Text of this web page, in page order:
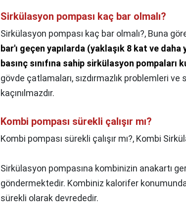
Sirkülasyon pompası kaç bar olmalı?
Sirkülasyon pompası kaç bar olmalı?, Buna
bar'ı geçen yapılarda (yaklaşık 8 kat ve
basınç sınıfına sahip sirkülasyon pompaları
gövde çatlamaları, sızdırmazlık problemleri ve
kaçınılmazdır.
Kombi pompası sürekli çalışır mı?
Kombi pompası sürekli çalışır mı?, Kombi
Sirkülasyon pompasına kombinizin anakartı
göndermektedir. Kombiniz kalorifer
sürekli olarak devrededir.